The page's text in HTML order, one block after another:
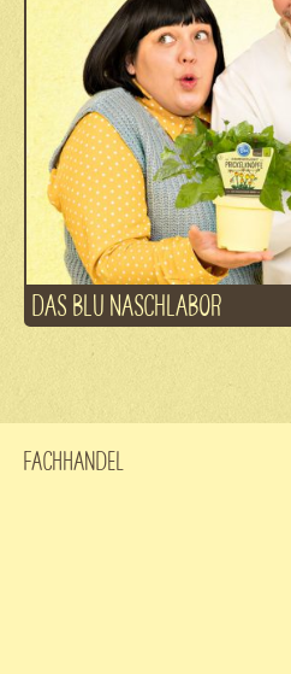
DAS BLU NASCHLABOR
Fachhandel